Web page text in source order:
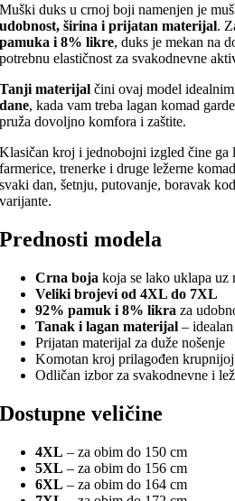
Muški duks u crnoj boji namenjen je
udobnost, širina i prijatan materijal.
pamuka i 8% likre, duks je mekan na
potrebnu elastičnost za svakodnevne
Tanji materijal čini ovaj model
dane, kada vam treba lagan komad
pruža dovoljno komfora i zaštite.
Klasičan kroj i jednobojni izgled čine ga
farmerice, trenerke i druge ležerne
svaki dan, šetnju, putovanje, boravak
varijante.
Prednosti modela
Crna boja koja se lako uklapa uz
Veliki brojevi od 4XL do 7XL
92% pamuk i 8% likra za
Tanak i lagan materijal –
Prijatan materijal za duže nošenje
Komotan kroj prilagođen
Odličan izbor za svakodnevne i
Dostupne veličine
4XL – za obim do 150 cm
5XL – za obim do 156 cm
6XL – za obim do 164 cm